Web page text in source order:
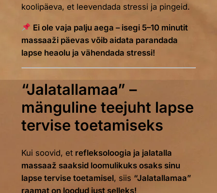
koolipäeva, et leevendada stressi ja pingeid.
Ei ole vaja palju aega – isegi 5–10 minutit
massaaži päevas võib aidata parandada
lapse heaolu ja vähendada stressi!
“Jalatallamaa” –
mänguline teejuht lapse
tervise toetamiseks
Kui soovid, et refleksoloogia ja jalatalla
massaaž saaksid loomulikuks osaks sinu
lapse tervise toetamisel, siis “Jalatallamaa”
raamat on loodud just selleks!